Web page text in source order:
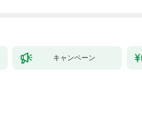
キャンペーン